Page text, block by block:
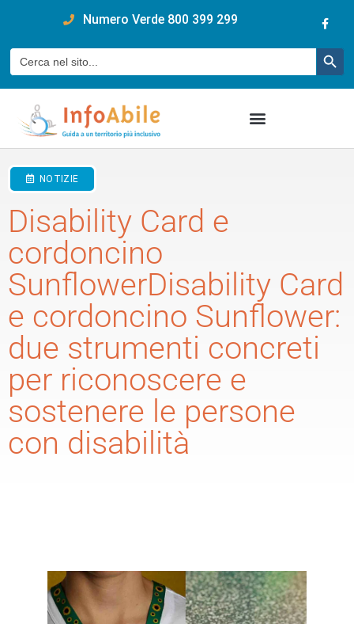
Numero Verde 800 399 299
Cerca:
NOTIZIE
Disability Card e
cordoncino
SunflowerDisability Card
e cordoncino Sunflower:
due strumenti concreti
per riconoscere e
sostenere le persone
con disabilità